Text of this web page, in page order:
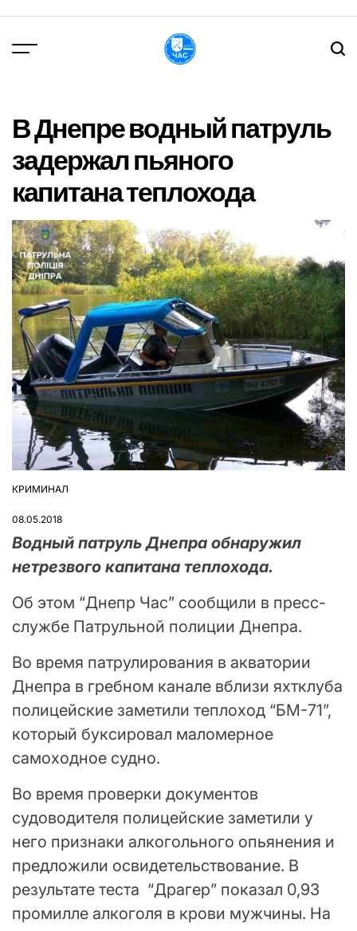
вмісту
В Днепре водный патруль
задержал пьяного
капитана теплохода
ОПУБЛІКУВАТИ
КРИМИНАЛ
08.05.2018
Водный патруль Днепра обнаружил
нетрезвого капитана теплохода.
Об этом “Днепр Час” сообщили в пресс-
службе Патрульной полиции Днепра.
Во время патрулирования в акватории
Днепра в гребном канале вблизи яхтклуба
полицейские заметили теплоход “БМ-71”,
который буксировал маломерное
самоходное судно.
Во время проверки документов
судоводителя полицейские заметили у
него признаки алкогольного опьянения и
предложили освидетельствование. В
результате теста “Драгер” показал 0,93
промилле алкоголя в крови мужчины. На